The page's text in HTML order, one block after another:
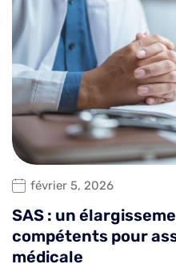
février 5, 2026
SAS : un
compétents pour
médicale